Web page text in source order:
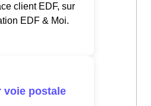
client EDF, sur
EDF & Moi.
voie postale